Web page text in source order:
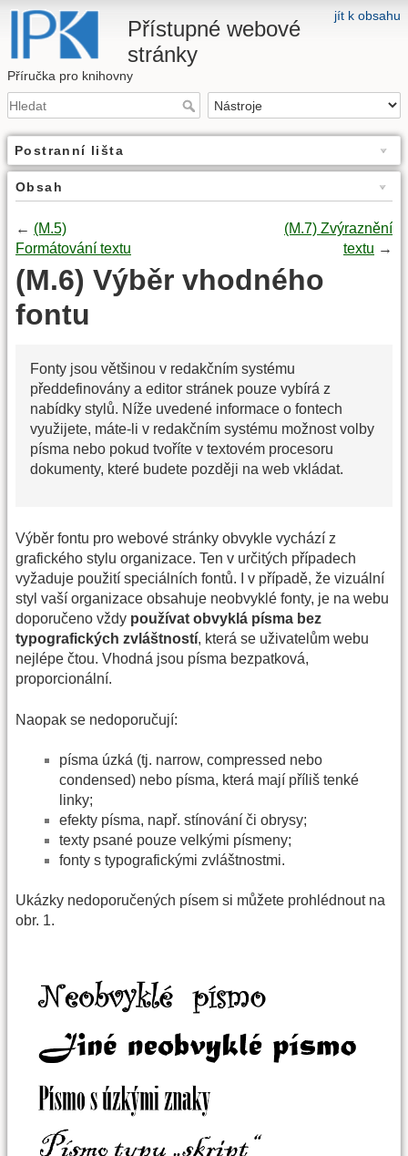
jít k obsahu
Přístupné webové
stránky
Příručka pro knihovny
Postranní lišta
Obsah
← (M.5)
Formátování textu
(M.7) Zvýraznění
textu →
(M.6) Výběr vhodného
fontu
Fonty jsou většinou v redakčním systému
předdefinovány a editor stránek pouze vybírá z
nabídky stylů. Níže uvedené informace o fontech
využijete, máte-li v redakčním systému možnost volby
písma nebo pokud tvoříte v textovém procesoru
dokumenty, které budete později na web vkládat.
Výběr fontu pro webové stránky obvykle vychází z
grafického stylu organizace. Ten v určitých případech
vyžaduje použití speciálních fontů. I v případě, že vizuální
styl vaší organizace obsahuje neobvyklé fonty, je na webu
doporučeno vždy používat obvyklá písma bez
typografických zvláštností, která se uživatelům webu
nejlépe čtou. Vhodná jsou písma bezpatková,
proporcionální.
Naopak se nedoporučují:
písma úzká (tj. narrow, compressed nebo
condensed) nebo písma, která mají příliš tenké
linky;
efekty písma, např. stínování či obrysy;
texty psané pouze velkými písmeny;
fonty s typografickými zvláštnostmi.
Ukázky nedoporučených písem si můžete prohlédnout na
obr. 1.